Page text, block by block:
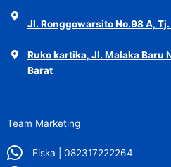
Jl. Ronggowarsito No.98 A,
Ruko kartika, Jl. Malaka Baru
Barat
Team Marketing
Fiska | 082317222264